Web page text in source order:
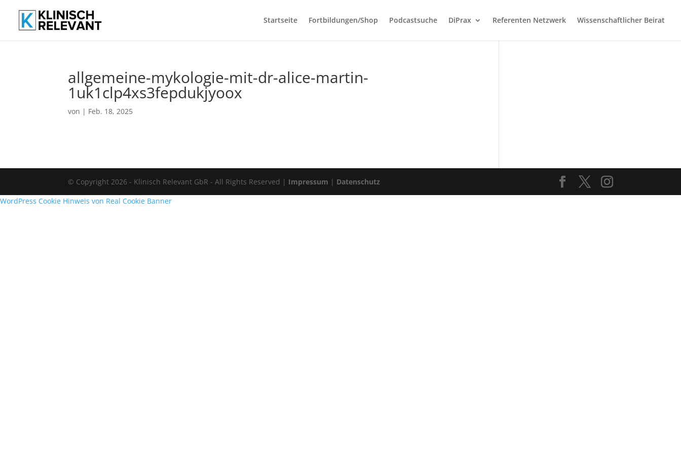
Startseite Fortbildungen/Shop Podcastsuche DiPrax Referenten Netzwerk Wissenschaftlicher Beirat
allgemeine-mykologie-mit-dr-alice-martin-
1uk1clp4xs3fepdukjyoox
von | Feb. 18, 2025
© Copyright 2026 - Klinisch Relevant GbR - All Rights Reserved | Impressum | Datenschutz
WordPress Cookie Hinweis von Real Cookie Banner